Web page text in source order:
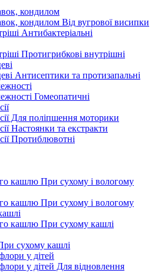
кондилом
кондилом Від вугрової висипки
Антибактеріальні
Протигрибкові внутрішні
Антисептики та протизапальні
Гомеопатичні
Для поліпшення моторики
Настоянки та екстракти
Протиблювотні
кашлю При сухому і вологому
кашлю При сухому і вологому
кашлю При сухому кашлі
сухому кашлі
у дітей
у дітей Для відновлення